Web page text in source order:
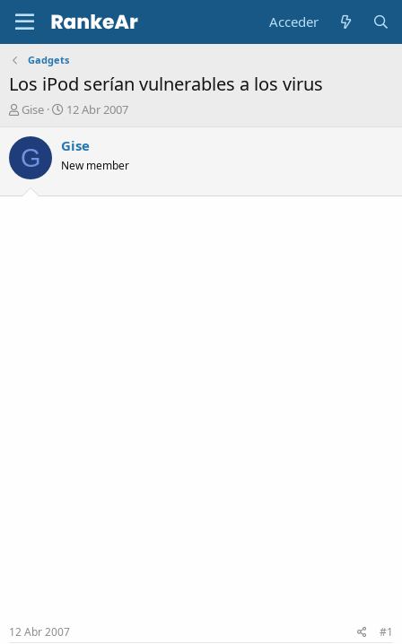
Acceder
Gadgets
Los iPod serían vulnerables a los virus
A
t
o
r
Gise
F
c
a
12 Abr 2007
G Gise
New member
12 Abr 2007 #1